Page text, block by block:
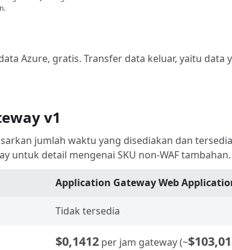
Azure, gratis. Transfer data keluar, yaitu
v1
jumlah waktu yang disediakan dan
untuk detail mengenai SKU non-WAF tambahan.
Application Gateway Web
Tidak tersedia
$0,1412 per jam gateway (~